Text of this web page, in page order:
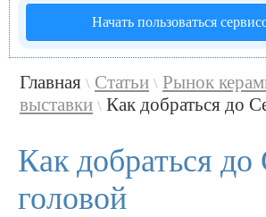
Начать пользоваться
Главная \ Статьи \ Рынок
выставки \ Как добраться до
Как добраться
головой